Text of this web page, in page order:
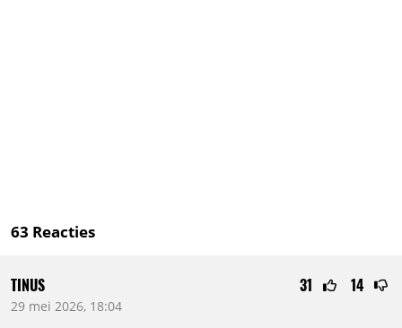
63 Reacties
31 14
TINUS
29 mei 2026, 18:04